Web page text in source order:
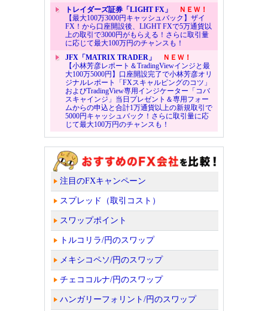
トレイダーズ証券「LIGHT FX」
ＮＥＷ！
【最大100万3000円キャッシュバック】ザイ
FX！から口座開設後、LIGHT FXで5万通貨以
上の取引で3000円がもらえる！さらに取引量
に応じて最大100万円のチャンスも！
JFX「MATRIX TRADER」
ＮＥＷ！
【小林芳彦レポート＆TradingViewインジと最
大100万5000円】口座開設完了で小林芳彦オリ
ジナルレポート「FXスキャルピングのコツ」
およびTradingView専用インジケーター「コバ
スキャインジ」当日プレゼント＆専用フォー
ムからの申込と合計1万通貨以上の新規取引で
5000円キャッシュバック！さらに取引量に応
じて最大100万円のチャンスも！
注目のFXキャンペーン
スプレッド（取引コスト）
スワップポイント
トルコリラ/円のスワップ
メキシコペソ/円のスワップ
チェココルナ/円のスワップ
ハンガリーフォリント/円のスワップ